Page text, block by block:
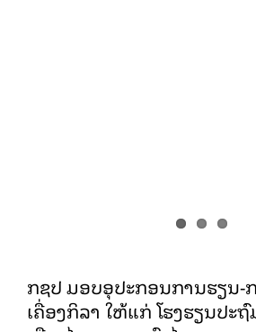
ກຊປ ມອບອຸປະກອນການຮຽນ-
ເຄື່ອງກິລາ ໃຫ້ແກ່ ໂຮງຮຽນປະ